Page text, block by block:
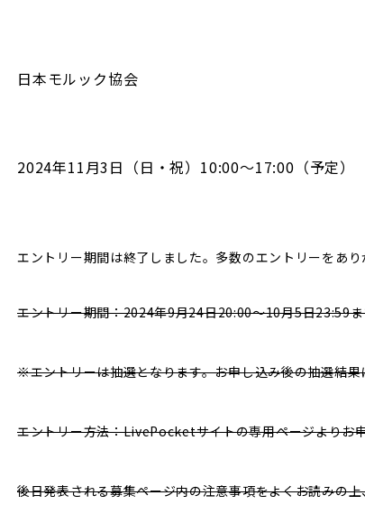
日本モルック協会
2024年11月3日（日・祝）10:00～17:00（予定）
エントリー期間は終了しました。多数のエントリーをあり
エントリー期間：2024年9月24日20:00～10月5日23:59
※エントリーは抽選となります。お申し込み後の抽選結
エントリー方法：LivePocketサイトの専用ページよりお
後日発表される募集ページ内の注意事項をよくお読みの